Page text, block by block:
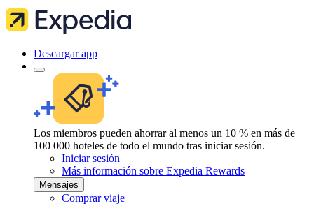
Descargar app
Los miembros pueden ahorrar al menos un 10 % en más de
100 000 hoteles de todo el mundo tras iniciar sesión.
Iniciar sesión
Más información sobre Expedia Rewards
Mensajes
Comprar viaje